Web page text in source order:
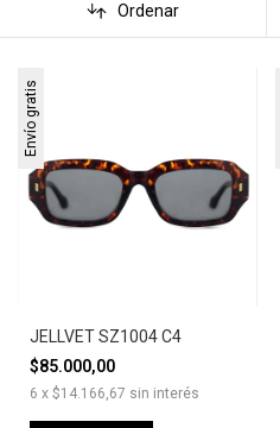
Ordenar
Envío gratis
JELLVET SZ1004 C4
$85.000,00
6 x $14.166,67 sin interés